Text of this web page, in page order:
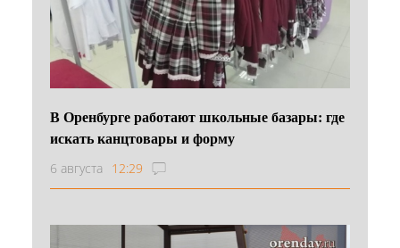
В Оренбурге работают школьные базары: где
искать канцтовары и форму
6 августа 12:29